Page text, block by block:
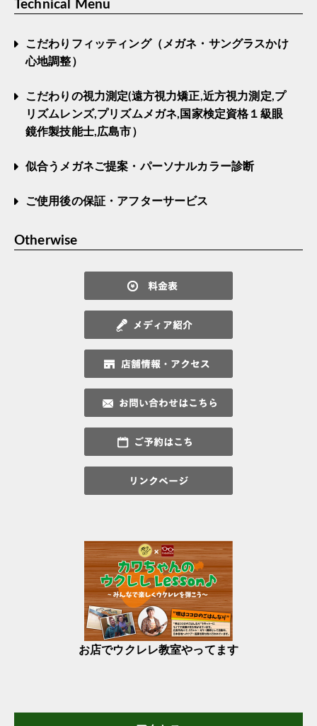
Technical Menu
こだわりフィッティング（メガネ・サングラスかけ
心地調整）
こだわりの視力測定(遠方視力矯正,近方視力測定,プ
リズムレンズ,プリズムメガネ,国家検定資格１級眼
鏡作製技能士,広島市）
似合うメガネご提案・パーソナルカラー診断
ご使用後の保証・アフターサービス
Otherwise
お店でウクレレ教室やってます